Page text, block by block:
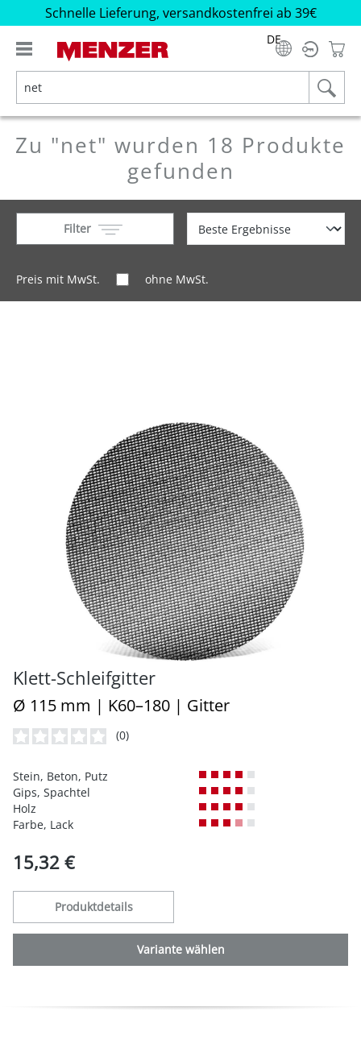
springen
Schnelle Lieferung, versandkostenfrei ab 39€
DE
Zu "net" wurden 18 Produkte
gefunden
Filter
Preis mit MwSt. ohne MwSt.
Klett-Schleifgitter
Ø 115 mm | K60–180 | Gitter
(0)
Stein, Beton, Putz
Gips, Spachtel
Holz
Farbe, Lack
15,32 €
Produktdetails
Variante wählen